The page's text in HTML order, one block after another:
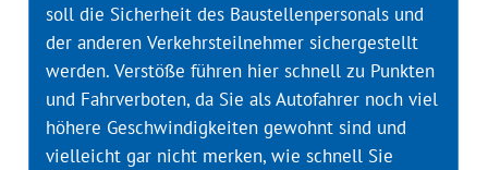
soll die Sicherheit des Baustellenpersonals und
der anderen Verkehrsteilnehmer sichergestellt
werden. Verstöße führen hier schnell zu Punkten
und Fahrverboten, da Sie als Autofahrer noch viel
höhere Geschwindigkeiten gewohnt sind und
vielleicht gar nicht merken, wie schnell Sie